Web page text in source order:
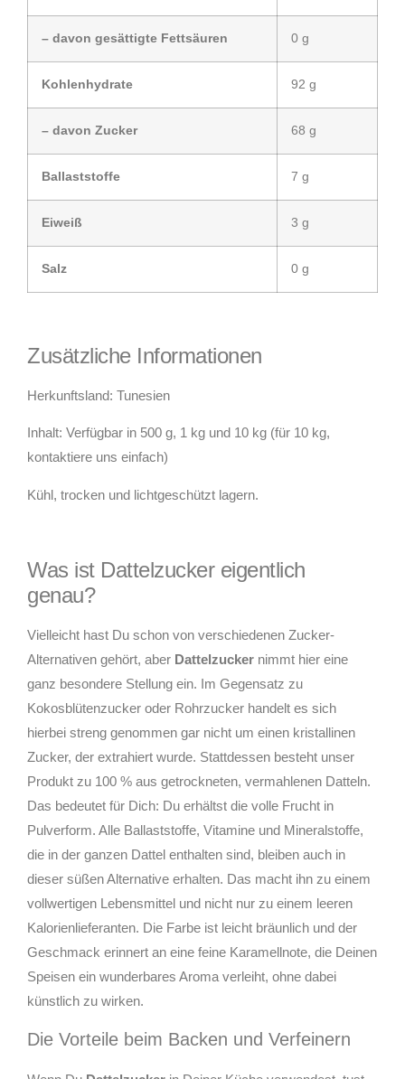
– davon gesättigte Fettsäuren 0 g
Kohlenhydrate 92 g
– davon Zucker 68 g
Ballaststoffe 7 g
Eiweiß 3 g
Salz 0 g
Zusätzliche Informationen
Herkunftsland: Tunesien
Inhalt: Verfügbar in 500 g, 1 kg und 10 kg (für 10 kg,
kontaktiere uns einfach)
Kühl, trocken und lichtgeschützt lagern.
Was ist Dattelzucker eigentlich
genau?
Vielleicht hast Du schon von verschiedenen Zucker-
Alternativen gehört, aber Dattelzucker nimmt hier eine
ganz besondere Stellung ein. Im Gegensatz zu
Kokosblütenzucker oder Rohrzucker handelt es sich
hierbei streng genommen gar nicht um einen kristallinen
Zucker, der extrahiert wurde. Stattdessen besteht unser
Produkt zu 100 % aus getrockneten, vermahlenen Datteln.
Das bedeutet für Dich: Du erhältst die volle Frucht in
Pulverform. Alle Ballaststoffe, Vitamine und Mineralstoffe,
die in der ganzen Dattel enthalten sind, bleiben auch in
dieser süßen Alternative erhalten. Das macht ihn zu einem
vollwertigen Lebensmittel und nicht nur zu einem leeren
Kalorienlieferanten. Die Farbe ist leicht bräunlich und der
Geschmack erinnert an eine feine Karamellnote, die Deinen
Speisen ein wunderbares Aroma verleiht, ohne dabei
künstlich zu wirken.
Die Vorteile beim Backen und Verfeinern